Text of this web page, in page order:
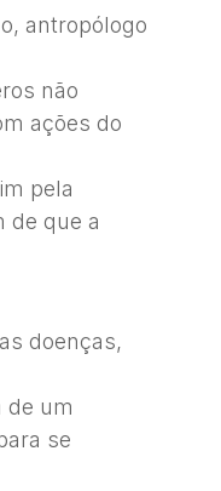
antropólogo
não
ações do
pela
de que a
doenças,
de um
se